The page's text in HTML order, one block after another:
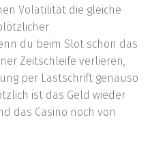
Volatilität die gleiche
du beim Slot schon das
Zeitschleife verlieren,
per Lastschrift genauso
ist das Geld wieder
das Casino noch von